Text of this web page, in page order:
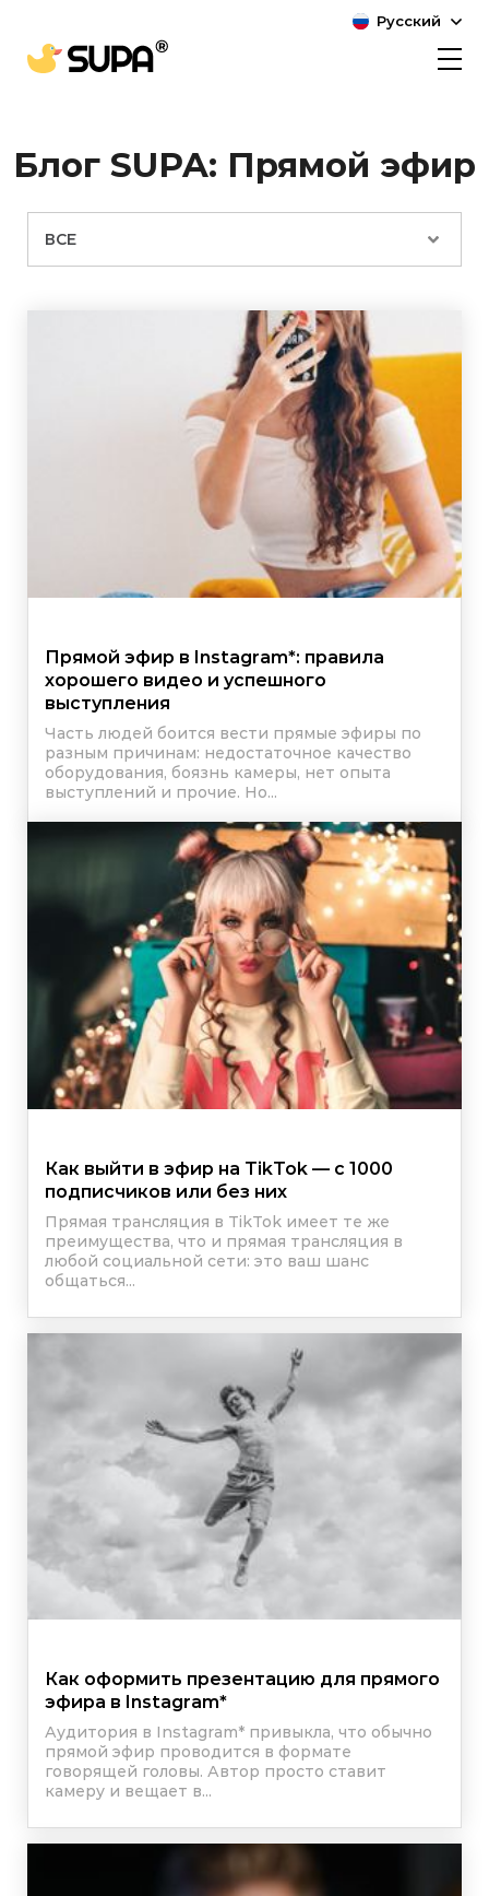
Русский
Блог SUPA: Прямой эфир
ВСЕ
Прямой эфир в Instagram*: правила
хорошего видео и успешного
выступления
Часть людей боится вести прямые эфиры по
разным причинам: недостаточное качество
оборудования, боязнь камеры, нет опыта
выступлений и прочие. Но...
Как выйти в эфир на TikTok — с 1000
подписчиков или без них
Прямая трансляция в TikTok имеет те же
преимущества, что и прямая трансляция в
любой социальной сети: это ваш шанс
общаться...
Как оформить презентацию для прямого
эфира в Instagram*
Аудитория в Instagram* привыкла, что обычно
прямой эфир проводится в формате
говорящей головы. Автор просто ставит
камеру и вещает в...